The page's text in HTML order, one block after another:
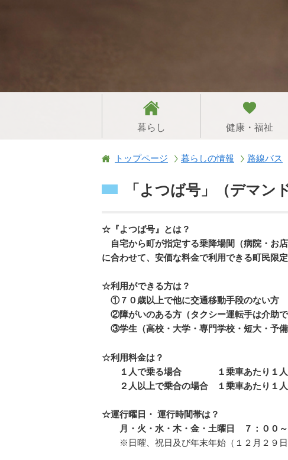
暮らし 健康・福祉
トップページ 暮らしの情報 路線バス
「よつば号」（デマン
☆『よつば号』とは？
自宅から町が指定する乗降場間（病院・お
に合わせて、安価な料金で利用できる町民限
☆利用ができる方は？
①７０歳以上で他に交通移動手段のない方
②障がいのある方（タクシー運転手は介助で
③学生（高校・大学・専門学校・短大・予備
☆利用料金は？
１人で乗る場合 １乗車あたり１人
２人以上で乗合の場合 １乗車あたり１
☆運行曜日・ 運行時間帯は？
月・火・水・木・金・土曜日 ７：００
※日曜、祝日及び年末年始（１２月２９